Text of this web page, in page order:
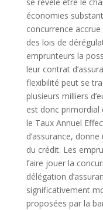
économies
concurrence
des lois de
emprunteurs la
leur contrat
flexibilité peut se
plusieurs milliers
est donc primordial
le Taux Annuel
d’assurance,
du crédit. Les
faire jouer la
délégation
significativement
proposées par la